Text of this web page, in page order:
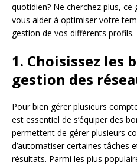
quotidien? Ne cherchez plus,
vous aider à optimiser votre
gestion de vos différents profils.
1. Choisissez les
gestion des
Pour bien gérer plusieurs
est essentiel de s’équiper des
permettent de gérer plusieurs
d’automatiser certaines tâches
résultats. Parmi les plus